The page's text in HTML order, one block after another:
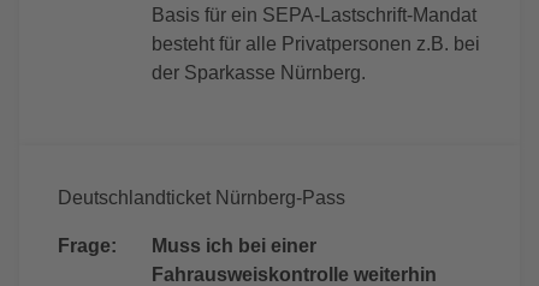
Basis für ein SEPA-Lastschrift-Mandat
besteht für alle Privatpersonen z.B. bei
der Sparkasse Nürnberg.
Deutschlandticket Nürnberg-Pass
Frage:
Muss ich bei einer
Fahrausweiskontrolle weiterhin